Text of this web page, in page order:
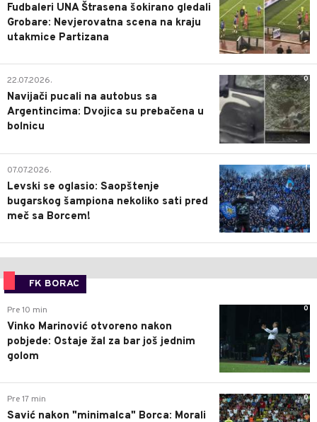
Fudbaleri UNA Štrasena šokirano gledali
Grobare: Nevjerovatna scena na kraju
utakmice Partizana
0
22.07.2026.
Navijači pucali na autobus sa
Argentincima: Dvojica su prebačena u
bolnicu
1
07.07.2026.
Levski se oglasio: Saopštenje
bugarskog šampiona nekoliko sati pred
meč sa Borcem!
FK BORAC
0
Pre 10 min
Vinko Marinović otvoreno nakon
pobjede: Ostaje žal za bar još jednim
golom
0
Pre 17 min
Savić nakon "minimalca" Borca: Morali